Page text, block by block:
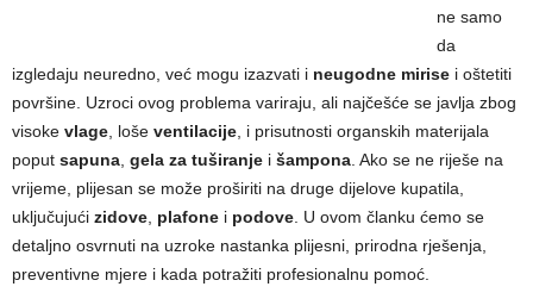
ne samo
da
izgledaju neuredno, već mogu izazvati i neugodne mirise i oštetiti
površine. Uzroci ovog problema variraju, ali najčešće se javlja zbog
visoke vlage, loše ventilacije, i prisutnosti organskih materijala
poput sapuna, gela za tuširanje i šampona. Ako se ne riješe na
vrijeme, plijesan se može proširiti na druge dijelove kupatila,
uključujući zidove, plafone i podove. U ovom članku ćemo se
detaljno osvrnuti na uzroke nastanka plijesni, prirodna rješenja,
preventivne mjere i kada potražiti profesionalnu pomoć.